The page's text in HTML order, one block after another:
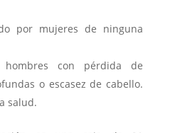
por mujeres de ninguna
hombres con pérdida de
o escasez de cabello.
salud.